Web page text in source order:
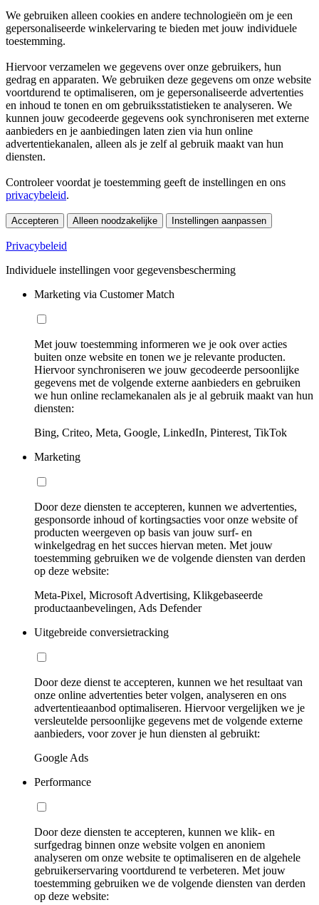
We gebruiken alleen cookies en andere technologieën om je een
gepersonaliseerde winkelervaring te bieden met jouw individuele
toestemming.
Hiervoor verzamelen we gegevens over onze gebruikers, hun
gedrag en apparaten. We gebruiken deze gegevens om onze website
voortdurend te optimaliseren, om je gepersonaliseerde advertenties
en inhoud te tonen en om gebruiksstatistieken te analyseren. We
kunnen jouw gecodeerde gegevens ook synchroniseren met externe
aanbieders en je aanbiedingen laten zien via hun online
advertentiekanalen, alleen als je zelf al gebruik maakt van hun
diensten.
Controleer voordat je toestemming geeft de instellingen en ons
privacybeleid.
Accepteren Alleen noodzakelijke Instellingen aanpassen
Privacybeleid
Individuele instellingen voor gegevensbescherming
Marketing via Customer Match
Met jouw toestemming informeren we je ook over acties
buiten onze website en tonen we je relevante producten.
Hiervoor synchroniseren we jouw gecodeerde persoonlijke
gegevens met de volgende externe aanbieders en gebruiken
we hun online reclamekanalen als je al gebruik maakt van hun
diensten:
Bing, Criteo, Meta, Google, LinkedIn, Pinterest, TikTok
Marketing
Door deze diensten te accepteren, kunnen we advertenties,
gesponsorde inhoud of kortingsacties voor onze website of
producten weergeven op basis van jouw surf- en
winkelgedrag en het succes hiervan meten. Met jouw
toestemming gebruiken we de volgende diensten van derden
op deze website:
Meta-Pixel, Microsoft Advertising, Klikgebaseerde
productaanbevelingen, Ads Defender
Uitgebreide conversietracking
Door deze dienst te accepteren, kunnen we het resultaat van
onze online advertenties beter volgen, analyseren en ons
advertentieaanbod optimaliseren. Hiervoor vergelijken we je
versleutelde persoonlijke gegevens met de volgende externe
aanbieders, voor zover je hun diensten al gebruikt:
Google Ads
Performance
Door deze diensten te accepteren, kunnen we klik- en
surfgedrag binnen onze website volgen en anoniem
analyseren om onze website te optimaliseren en de algehele
gebruikerservaring voortdurend te verbeteren. Met jouw
toestemming gebruiken we de volgende diensten van derden
op deze website: